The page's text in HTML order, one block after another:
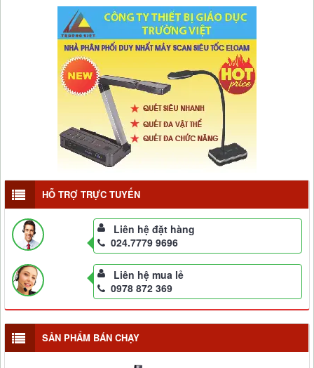
HỖ TRỢ TRỰC TUYẾN
Liên hệ đặt hàng
024.7779 9696
Liên hệ mua lẻ
0978 872 369
SẢN PHẨM BÁN CHẠY